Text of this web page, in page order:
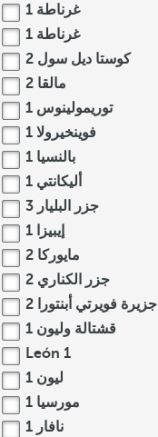
غرناطة 1
غرناطة 1
كوستا ديل سول 2
مالقا 2
توريمولينوس 1
فوينخيرولا 1
بالنسيا 1
أليكانتي 1
جزر البليار 3
إيبيزا 1
مايوركا 2
جزر الكناري 2
جزيرة فويرتي أبنتورا 2
قشتالة وليون 1
León 1
ليون 1
مورسيا 1
نافار 1